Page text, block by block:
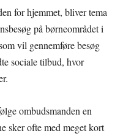
for hjemmet, bliver tema
på børneområdet i
vil gennemføre besøg
sociale tilbud, hvor
ombudsmanden en
sker ofte med meget kort